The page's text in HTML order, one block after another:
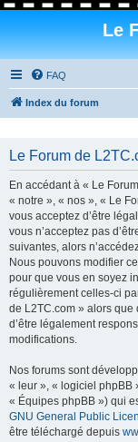
Le
FAQ
Index du forum
Le Forum de
En accédant à « Le
« notre », « nos », « Le
vous acceptez d’être
vous n’acceptez pas
suivantes, alors
Nous pouvons modifier
pour que vous en soyez
régulièrement celles-ci
de L2TC.com » alors que
d’être légalement
modifications.
Nos forums sont
« leur », « logiciel phpBB
« Équipes phpBB ») qui
GNU General Public
être téléchargé depuis